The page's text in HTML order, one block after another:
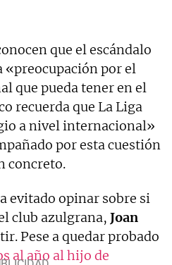
que el escándalo
«preocupación por el
que pueda tener en el
recuerda que La Liga
a nivel internacional»
por esta cuestión
concreto.
evitado opinar sobre si
club azulgrana, Joan
Pese a quedar probado
al año al hijo de